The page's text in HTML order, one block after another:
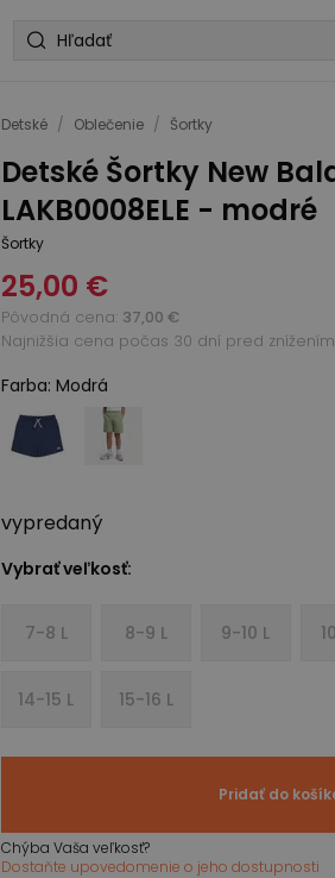
Detské / Oblečenie / Šortky
Detské Šortky New
LAKB0008ELE - modré
Šortky
25,00 €
Pôvodná cena 37,00 €
Najnižšia cena počas 30 dní pred znížením:
Farba: Modrá
vypredaný
Vybrať veľkosť:
7-8 L 8-9 L 9-10 L
14-15 L 15-16 L
Pridať do
Chýba Vaša veľkosť?
Dostaňte upovedomenie o jeho dostupnosti